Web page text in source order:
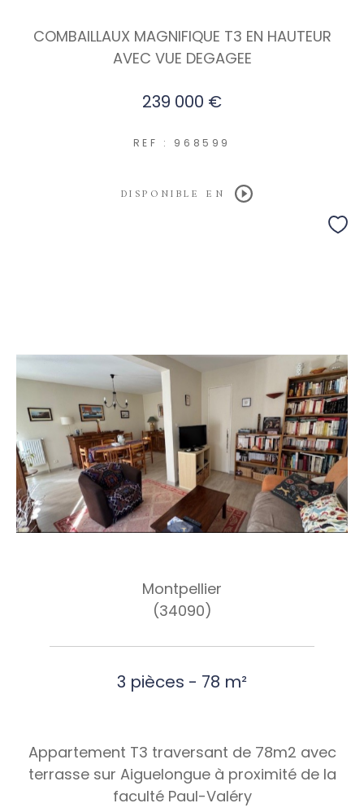
COMBAILLAUX MAGNIFIQUE T3 EN HAUTEUR
AVEC VUE DEGAGEE
239 000 €
REF : 968599
DISPONIBLE EN
Montpellier
(34090)
3 pièces - 78 m²
Appartement T3 traversant de 78m2 avec
terrasse sur Aiguelongue à proximité de la
faculté Paul-Valéry